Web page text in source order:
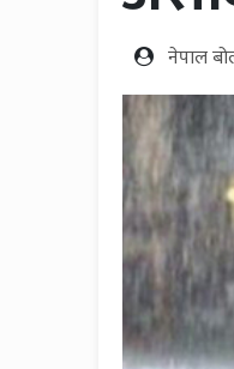
नेपाल